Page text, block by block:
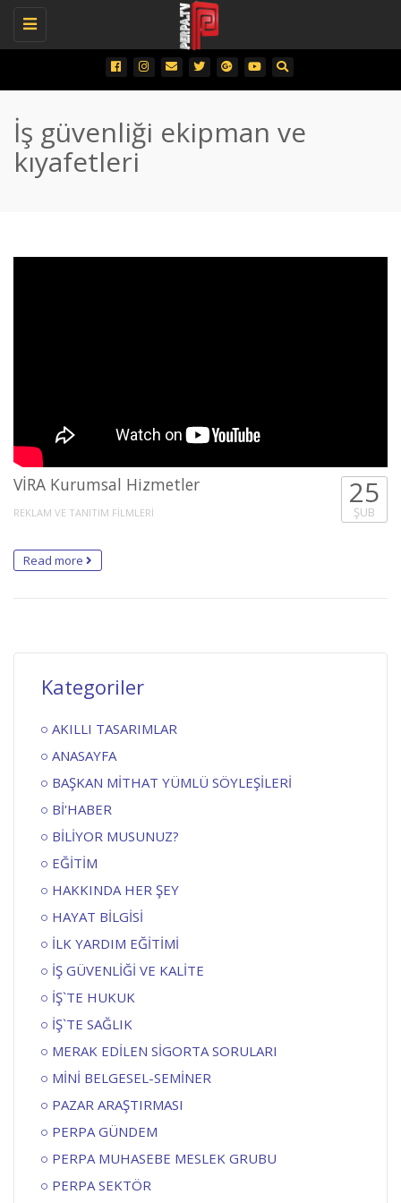
Toggle
İş güvenliği ekipman ve
kıyafetleri
VİRA Kurumsal Hizmetler
REKLAM VE TANITIM FİLMLERİ
25
ŞUB
Read more
Kategoriler
AKILLI TASARIMLAR
ANASAYFA
BAŞKAN MİTHAT YÜMLÜ SÖYLEŞİLERİ
Bİ'HABER
BİLİYOR MUSUNUZ?
EĞİTİM
HAKKINDA HER ŞEY
HAYAT BİLGİSİ
İLK YARDIM EĞİTİMİ
İŞ GÜVENLİĞİ VE KALİTE
İŞ`TE HUKUK
İŞ`TE SAĞLIK
MERAK EDİLEN SİGORTA SORULARI
MİNİ BELGESEL-SEMİNER
PAZAR ARAŞTIRMASI
PERPA GÜNDEM
PERPA MUHASEBE MESLEK GRUBU
PERPA SEKTÖR